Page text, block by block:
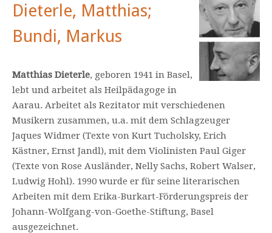
Dieterle, Matthias;
Bundi, Markus
Matthias Dieterle, geboren 1941 in Basel,
lebt und arbeitet als Heilpädagoge in
Aarau. Arbeitet als Rezitator mit verschiedenen
Musikern zusammen, u.a. mit dem Schlagzeuger
Jaques Widmer (Texte von Kurt Tucholsky, Erich
Kästner, Ernst Jandl), mit dem Violinisten Paul Giger
(Texte von Rose Ausländer, Nelly Sachs, Robert Walser,
Ludwig Hohl). 1990 wurde er für seine literarischen
Arbeiten mit dem Erika-Burkart-Förderungspreis der
Johann-Wolfgang-von-Goethe-Stiftung, Basel
ausgezeichnet.